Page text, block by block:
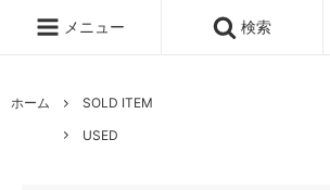
メニュー 検索
ホーム
SOLD ITEM
USED